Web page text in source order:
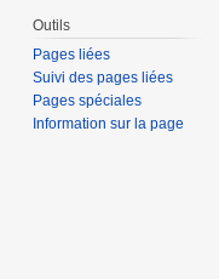
Outils
Pages liées
Suivi des pages liées
Pages spéciales
Information sur la page